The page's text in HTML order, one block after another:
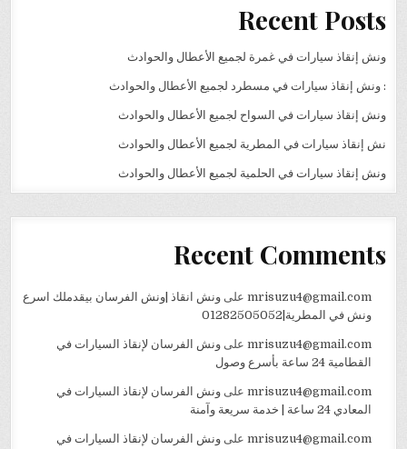
Recent Posts
ونش إنقاذ سيارات في غمرة لجميع الأعطال والحوادث
: ونش إنقاذ سيارات في مسطرد لجميع الأعطال والحوادث
ونش إنقاذ سيارات في السواح لجميع الأعطال والحوادث
نش إنقاذ سيارات في المطرية لجميع الأعطال والحوادث
ونش إنقاذ سيارات في الحلمية لجميع الأعطال والحوادث
Recent Comments
mrisuzu4@gmail.comعلى ونش انقاذ |ونش الفرسان بيقدملك اسرع
ونش في المطرية|01282505052
mrisuzu4@gmail.comعلى ونش الفرسان لإنقاذ السيارات في
القطامية 24 ساعة بأسرع وصول
mrisuzu4@gmail.comعلى ونش الفرسان لإنقاذ السيارات في
المعادي 24 ساعة | خدمة سريعة وآمنة
mrisuzu4@gmail.comعلى ونش الفرسان لإنقاذ السيارات في